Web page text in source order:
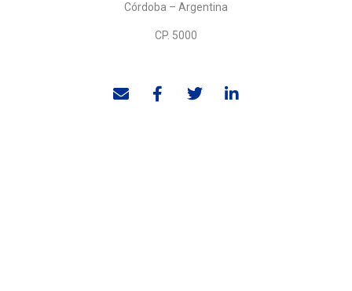
Córdoba – Argentina
CP. 5000